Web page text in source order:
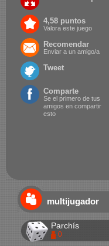
4,58 puntos
Valora este juego
Recomendar
Enviar a un amigo/a
Tweet
Comparte
Se el primero de tus
amigos en compartir
esto
multijugador
Parchís
0